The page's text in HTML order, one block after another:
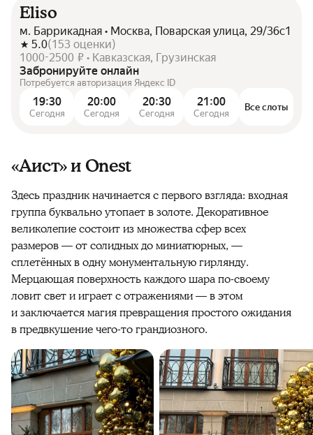
Eliso
м. Баррикадная • Москва, Поварская улица, 29/36с1
5.0(153 оценки)
1000-2500 ₽ • Кавказская, Грузинская
Забронируйте онлайн
Потребуется авторизация Яндекс ID
19:30
Сегодня
20:00
Сегодня
20:30
Сегодня
21:00
Сегодня
Все слоты
«Аист» и Onest
Здесь праздник начинается с первого взгляда: входная
группа буквально утопает в золоте. Декоративное
великолепие состоит из множества сфер всех
размеров — от солидных до миниатюрных, —
сплетённых в одну монументальную гирлянду.
Мерцающая поверхность каждого шара по-своему
ловит свет и играет с отражениями — в этом
и заключается магия превращения простого ожидания
в предвкушение чего-то грандиозного.